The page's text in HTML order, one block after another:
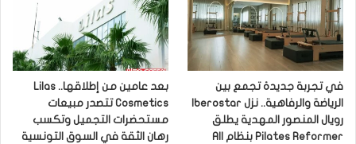
في تجربة جديدة تجمع بين
رويال المنصور المهدية يطلق
Pilates Reformer بنظام All
بعد عامين من إطلاقها.. Lilas
Cosmetics تتصدر مبيعات
مستحضرات التجميل وتكسب
رهان الثقة في السوق التونسية